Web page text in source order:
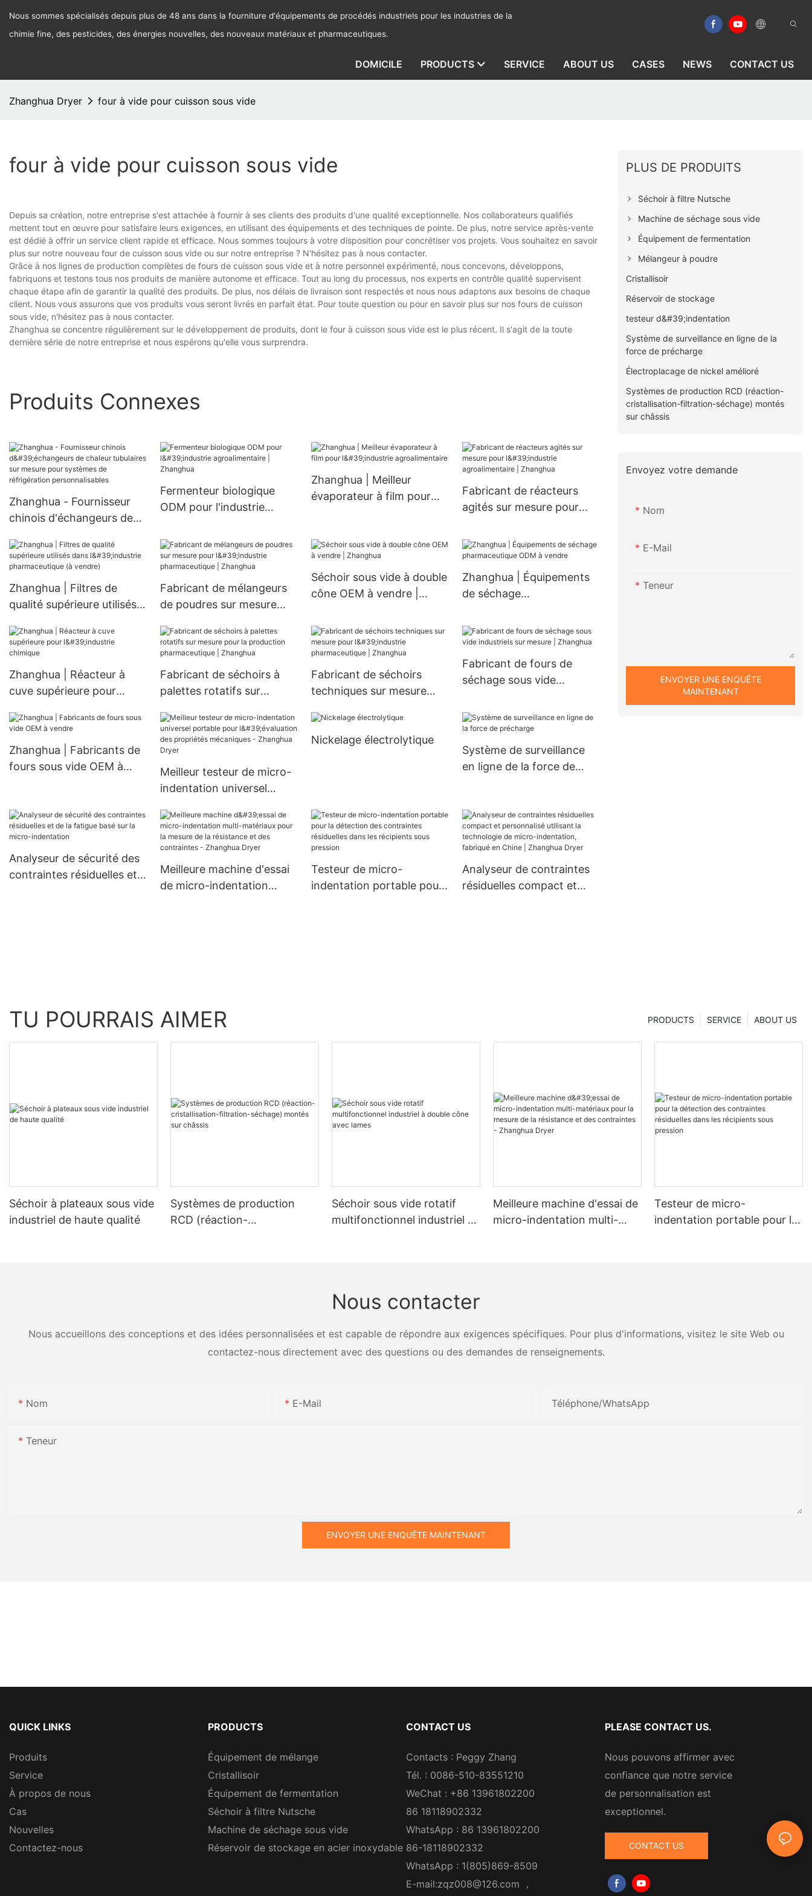
Nous sommes spécialisés depuis plus de 48 ans dans la fourniture d'équipements de procédés industriels pour les industries de la
chimie fine, des pesticides, des énergies nouvelles, des nouveaux matériaux et pharmaceutiques.
DOMICILE PRODUCTS SERVICE ABOUT US CASES NEWS CONTACT US
Zhanghua Dryer four à vide pour cuisson sous vide
four à vide pour cuisson sous vide
Depuis sa création, notre entreprise s'est attachée à fournir à ses clients des produits d'une qualité exceptionnelle. Nos collaborateurs qualifiés
mettent tout en œuvre pour satisfaire leurs exigences, en utilisant des équipements et des techniques de pointe. De plus, notre service après-vente
est dédié à offrir un service client rapide et efficace. Nous sommes toujours à votre disposition pour concrétiser vos projets. Vous souhaitez en savoir
plus sur notre nouveau four de cuisson sous vide ou sur notre entreprise ? N'hésitez pas à nous contacter.
Grâce à nos lignes de production complètes de fours de cuisson sous vide et à notre personnel expérimenté, nous concevons, développons,
fabriquons et testons tous nos produits de manière autonome et efficace. Tout au long du processus, nos experts en contrôle qualité supervisent
chaque étape afin de garantir la qualité des produits. De plus, nos délais de livraison sont respectés et nous nous adaptons aux besoins de chaque
client. Nous vous assurons que vos produits vous seront livrés en parfait état. Pour toute question ou pour en savoir plus sur nos fours de cuisson
sous vide, n'hésitez pas à nous contacter.
Zhanghua se concentre régulièrement sur le développement de produits, dont le four à cuisson sous vide est le plus récent. Il s'agit de la toute
dernière série de notre entreprise et nous espérons qu'elle vous surprendra.
Produits Connexes
Zhanghua - Fournisseur
chinois d'échangeurs de
mesure pour systèmes de
réfrigération
personnalisables
Fermenteur biologique
ODM pour l'industrie
Zhanghua
Zhanghua | Meilleur
évaporateur à film pour
Fabricant de réacteurs
agités sur mesure pour
| Zhanghua
Zhanghua | Filtres de
qualité supérieure utilisés
pharmaceutique (à
vendre)
Fabricant de mélangeurs
de poudres sur mesure
pharmaceutique |
Zhanghua
Séchoir sous vide à double
cône OEM à vendre |
Zhanghua | Équipements
de séchage
vendre
Zhanghua | Réacteur à
cuve supérieure pour
Fabricant de séchoirs à
palettes rotatifs sur
pharmaceutique |
Zhanghua
Fabricant de séchoirs
techniques sur mesure
pharmaceutique |
Zhanghua
Fabricant de fours de
séchage sous vide
Zhanghua
Zhanghua | Fabricants de
fours sous vide OEM à
Meilleur testeur de micro-
indentation universel
des propriétés mécaniques
- Zhanghua Dryer
Nickelage électrolytique
Système de surveillance
en ligne de la force de
Analyseur de sécurité des
contraintes résiduelles et
Meilleure machine d'essai
de micro-indentation
Testeur de micro-
indentation portable pour
Analyseur de contraintes
résiduelles compact et
PLUS DE PRODUITS
Séchoir à filtre Nutsche
Machine de séchage sous vide
Équipement de fermentation
Mélangeur à poudre
Cristallisoir
Réservoir de stockage
testeur d&#39;indentation
Système de surveillance en ligne de la
force de précharge
Électroplacage de nickel amélioré
Systèmes de production RCD (réaction-
cristallisation-filtration-séchage) montés
sur châssis
Envoyez votre demande
Nom
E-Mail
Teneur
ENVOYER UNE ENQUÊTE
MAINTENANT
TU POURRAIS AIMER ABOUT US
SERVICE
PRODUCTS
Séchoir à plateaux sous vide
industriel de haute qualité
Systèmes de production
RCD (réaction-
Séchoir sous vide rotatif
multifonctionnel industriel à
Meilleure machine d'essai de
micro-indentation multi-
Testeur de micro-
indentation portable pour la
Nous contacter
Nous accueillons des conceptions et des idées personnalisées et est capable de répondre aux exigences spécifiques. Pour plus d'informations, visitez le site Web ou
contactez-nous directement avec des questions ou des demandes de renseignements.
Nom E-Mail Téléphone/WhatsApp
Teneur
ENVOYER UNE ENQUÊTE MAINTENANT
QUICK LINKS
Produits
Service
À propos de nous
Cas
Nouvelles
Contactez-nous
PRODUCTS
Équipement de mélange
Cristallisoir
Équipement de fermentation
Séchoir à filtre Nutsche
Machine de séchage sous vide
Réservoir de stockage en acier inoxydable
CONTACT US
Contacts : Peggy Zhang
Tél. : 0086-510-83551210
WeChat : +86 13961802200
86 18118902332
WhatsApp : 86 13961802200
86-18118902332
WhatsApp : 1(805)869-8509
E-mail:zqz008@126.com ，
PLEASE CONTACT US.
Nous pouvons affirmer avec
confiance que notre service
de personnalisation est
exceptionnel.
CONTACT US